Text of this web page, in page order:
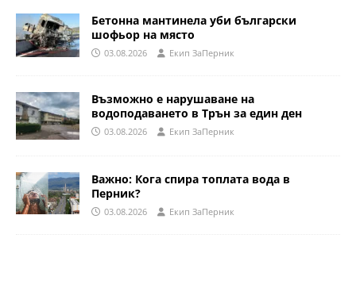
Бетонна мантинела уби български
шофьор на място
03.08.2026 Eкип ЗаПерник
Възможно е нарушаване на
водоподаването в Трън за един ден
03.08.2026 Eкип ЗаПерник
Важно: Кога спира топлата вода в
Перник?
03.08.2026 Eкип ЗаПерник